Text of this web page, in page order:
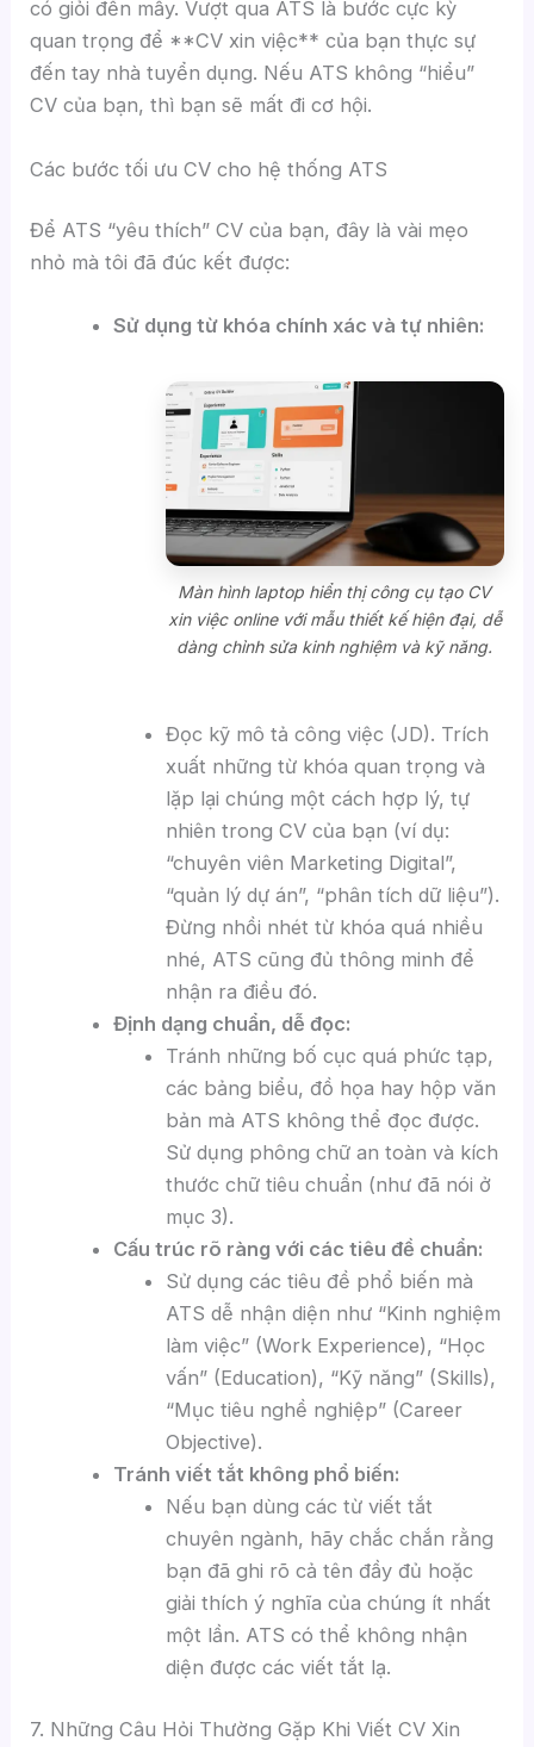
có giỏi đến mấy. Vượt qua ATS là bước cực kỳ
quan trọng để **CV xin việc** của bạn thực sự
đến tay nhà tuyển dụng. Nếu ATS không “hiểu”
CV của bạn, thì bạn sẽ mất đi cơ hội.
Các bước tối ưu CV cho hệ thống ATS
Để ATS “yêu thích” CV của bạn, đây là vài mẹo
nhỏ mà tôi đã đúc kết được:
Sử dụng từ khóa chính xác và tự nhiên:
Màn hình laptop hiển thị công cụ tạo CV
xin việc online với mẫu thiết kế hiện đại, dễ
dàng chỉnh sửa kinh nghiệm và kỹ năng.
Đọc kỹ mô tả công việc (JD). Trích
xuất những từ khóa quan trọng và
lặp lại chúng một cách hợp lý, tự
nhiên trong CV của bạn (ví dụ:
“chuyên viên Marketing Digital”,
“quản lý dự án”, “phân tích dữ liệu”).
Đừng nhồi nhét từ khóa quá nhiều
nhé, ATS cũng đủ thông minh để
nhận ra điều đó.
Định dạng chuẩn, dễ đọc:
Tránh những bố cục quá phức tạp,
các bảng biểu, đồ họa hay hộp văn
bản mà ATS không thể đọc được.
Sử dụng phông chữ an toàn và kích
thước chữ tiêu chuẩn (như đã nói ở
mục 3).
Cấu trúc rõ ràng với các tiêu đề chuẩn:
Sử dụng các tiêu đề phổ biến mà
ATS dễ nhận diện như “Kinh nghiệm
làm việc” (Work Experience), “Học
vấn” (Education), “Kỹ năng” (Skills),
“Mục tiêu nghề nghiệp” (Career
Objective).
Tránh viết tắt không phổ biến:
Nếu bạn dùng các từ viết tắt
chuyên ngành, hãy chắc chắn rằng
bạn đã ghi rõ cả tên đầy đủ hoặc
giải thích ý nghĩa của chúng ít nhất
một lần. ATS có thể không nhận
diện được các viết tắt lạ.
7. Những Câu Hỏi Thường Gặp Khi Viết CV Xin